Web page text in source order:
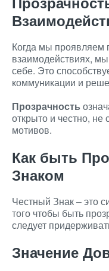
Когда мы проявляем
взаимодействиях,
себе. Это
коммуникации и
Прозрачность
открыто и честно,
мотивов.
Как быть
Знаком
Честный Знак – это
того чтобы быть
следует
Значение